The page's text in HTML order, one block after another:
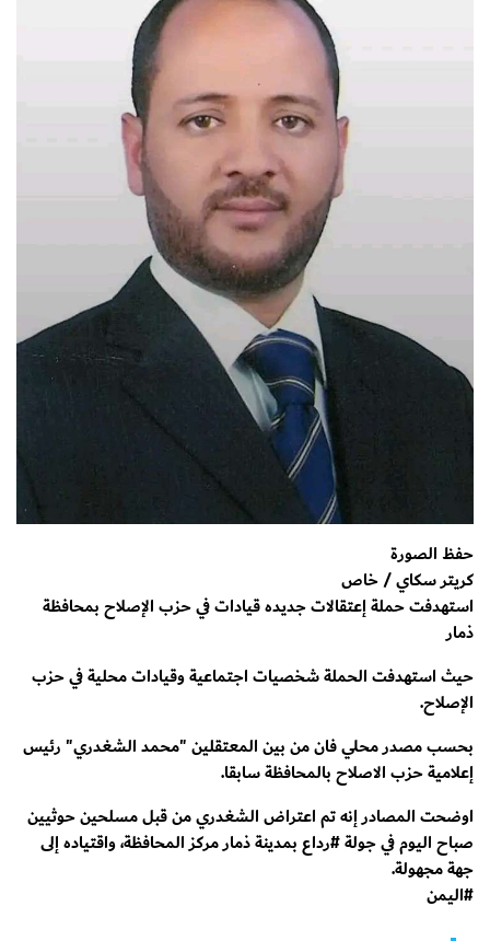
حفظ الصورة
كريتر سكاي / خاص
استهدفت حملة إعتقالات جديده قيادات في حزب الإصلاح بمحافظة
ذمار
حيث استهدفت الحملة شخصيات اجتماعية وقيادات محلية في حزب
الإصلاح.
بحسب مصدر محلي فان من بين المعتقلين "محمد الشغدري" رئيس
إعلامية حزب الاصلاح بالمحافظة سابقا.
اوضحت المصادر إنه تم اعتراض الشغدري من قبل مسلحين حوثيين
صباح اليوم في جولة #رداع بمدينة ذمار مركز المحافظة، واقتياده إلى
جهة مجهولة.
#اليمن